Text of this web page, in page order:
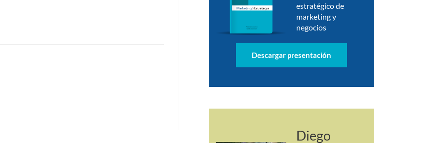
estratégico de
marketing y
negocios
Descargar presentación
Diego